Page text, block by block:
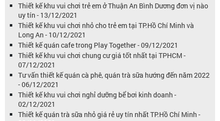
Thiết kế khu vui chơi trẻ em ở Thuận An Bình Dương đơn vị nào
uy tín - 13/12/2021
Thiết kế khu vui chơi nhỏ cho trẻ em tại TP.Hồ Chí Minh và
Long An - 10/12/2021
Thiết kế quán cafe trong Play Together - 09/12/2021
Thiết kế khu vui chơi chung cư giá tốt nhất tại TPHCM -
07/12/2021
Tư vấn thiết kế quán cà phê, quán trà sữa hướng đến năm 2022
- 06/12/2021
Thiết kế khu vui chơi nghỉ dưỡng bể bơi kinh doanh -
02/12/2021
Thiết kế quán trà sữa nhỏ giá rẻ uy tín nhất TP.Hồ Chí Minh -